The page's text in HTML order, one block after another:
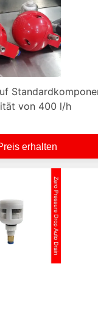
von 400 l/h
erhalten